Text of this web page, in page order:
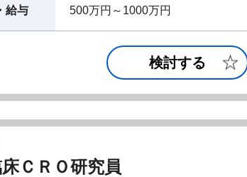
給与 500万円～1000万円
検討する
ＣＲＯ研究員